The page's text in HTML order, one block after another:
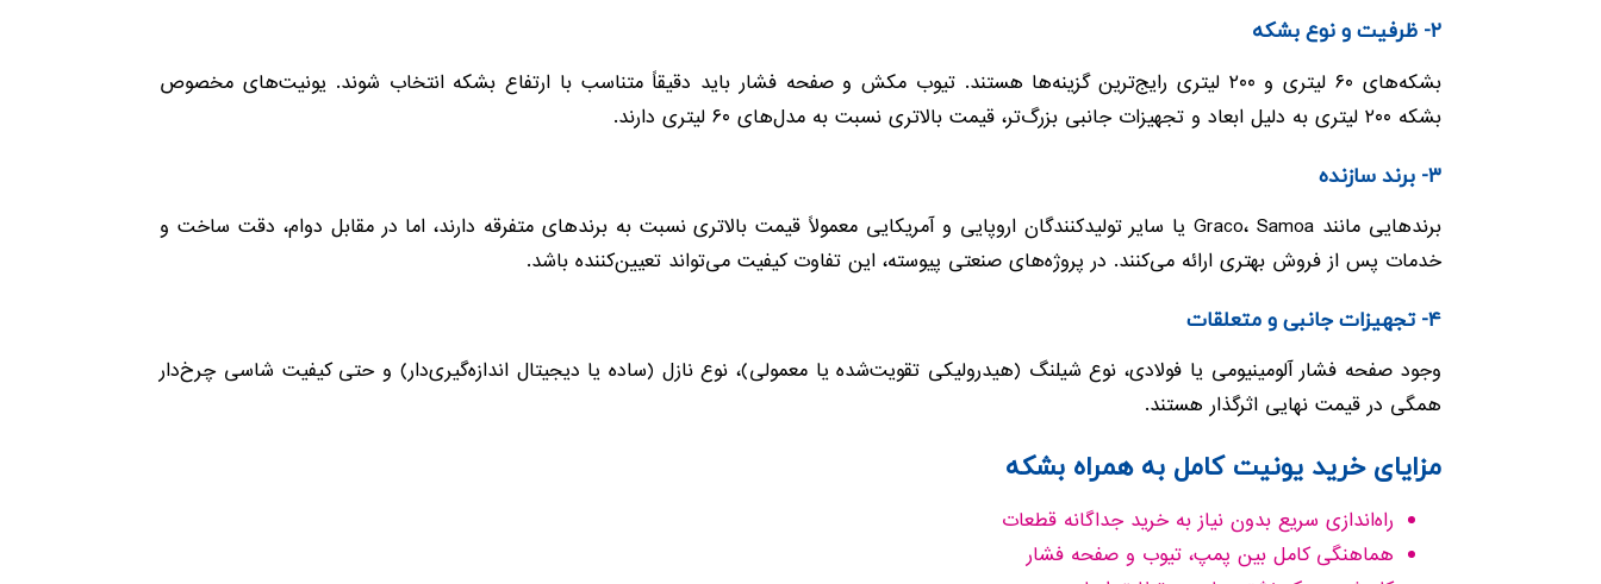
۲- ظرفیت و نوع بشکه
بشکه‌های ۶۰ لیتری و ۲۰۰ لیتری رایج‌ترین گزینه‌ها هستند. تیوب مکش و صفحه فشار باید دقیقاً متناسب با ارتفاع بشکه انتخاب شوند. یونیت‌های مخصوص
بشکه ۲۰۰ لیتری به دلیل ابعاد و تجهیزات جانبی بزرگ‌تر، قیمت بالاتری نسبت به مدل‌های ۶۰ لیتری دارند.
۳- برند سازنده
برندهایی مانند Graco، Samoa یا سایر تولیدکنندگان اروپایی و آمریکایی معمولاً قیمت بالاتری نسبت به برندهای متفرقه دارند، اما در مقابل دوام، دقت ساخت و
خدمات پس از فروش بهتری ارائه می‌کنند. در پروژه‌های صنعتی پیوسته، این تفاوت کیفیت می‌تواند تعیین‌کننده باشد.
۴- تجهیزات جانبی و متعلقات
وجود صفحه فشار آلومینیومی یا فولادی، نوع شیلنگ (هیدرولیکی تقویت‌شده یا معمولی)، نوع نازل (ساده یا دیجیتال اندازه‌گیری‌دار) و حتی کیفیت شاسی چرخ‌دار
همگی در قیمت نهایی اثرگذار هستند.
مزایای خرید یونیت کامل به همراه بشکه
راه‌اندازی سریع بدون نیاز به خرید جداگانه قطعات
هماهنگی کامل بین پمپ، تیوب و صفحه فشار